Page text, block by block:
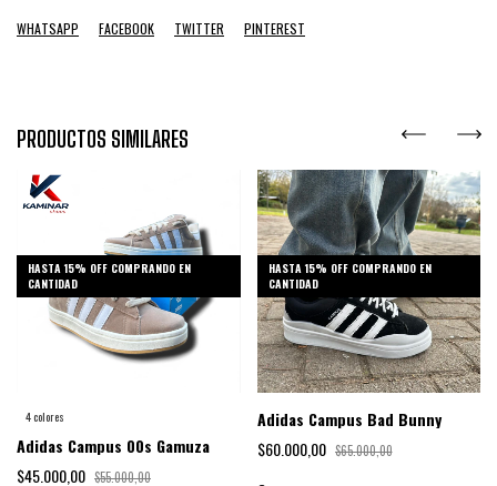
WHATSAPP FACEBOOK TWITTER PINTEREST
PRODUCTOS SIMILARES
HASTA 15% OFF COMPRANDO EN
CANTIDAD
4 colores
Adidas Campus 00s Gamuza
$45.000,00 $55.000,00
HASTA 15% OFF COMPRANDO EN
CANTIDAD
Adidas Campus Bad Bunny
$60.000,00 $65.000,00